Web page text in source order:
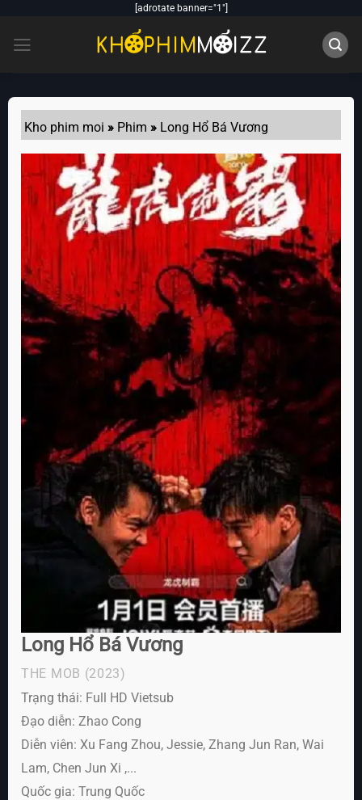
content
[adrotate banner="1"]
Kho phim moi » Phim » Long Hổ Bá Vương
Long Hổ Bá Vương
THE MOB (2023)
Trạng thái: Full HD Vietsub
Đạo diễn: Zhao Cong
Diễn viên: Xu Fang Zhou, Jessie, Zhang Jun Ran, Wai
Lam, Chen Jun Xi ,...
Quốc gia: Trung Quốc